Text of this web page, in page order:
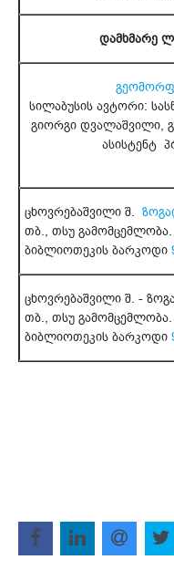
დამხმარე
სილაბუსის ავტორი:
გიორგი დვალაშვილი,
ასისტენტ
ცხოვრებაშვილი შ.
თბ., თსუ
ბიბლიოთეკის ბარკოდი
ცხოვრებაშვილი შ. -
თბ., თსუ
ბიბლიოთეკის ბარკოდი